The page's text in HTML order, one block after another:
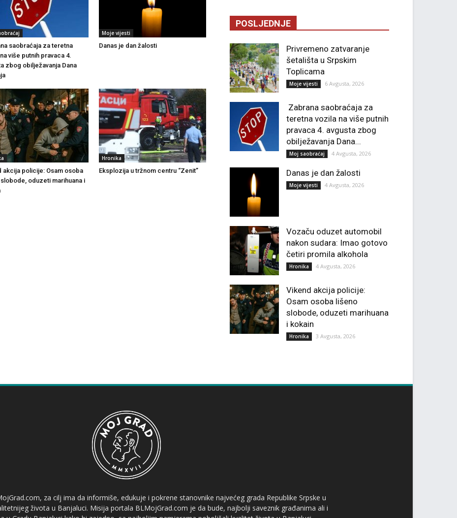
saobraćaja za teretna
više putnih pravaca 4.
zbog obilježavanja Dana
Moje vijesti
Danas je dan žalosti
akcija policije: Osam osoba
slobode, oduzeti marihuana i
Hronika
Eksplozija u tržnom centru “Zenit”
POSLJEDNJE
Privremeno zatvaranje
šetališta u Srpskim
Toplicama
Moje vijesti 6 Avgusta, 2026
Zabrana saobraćaja za
teretna vozila na više putnih
pravaca 4. avgusta zbog
obilježavanja Dana...
Moj saobraćaj 4 Avgusta, 2026
Danas je dan žalosti
Moje vijesti 4 Avgusta, 2026
Vozaču oduzet automobil
nakon sudara: Imao gotovo
četiri promila alkohola
Hronika 4 Avgusta, 2026
Vikend akcija policije:
Osam osoba lišeno
slobode, oduzeti marihuana
i kokain
Hronika 3 Avgusta, 2026
za cilj ima da informiše, edukuje i pokrene stanovnike najvećeg grada Republike Srpske u
života u Banjaluci. Misija portala BLMojGrad.com je da bude, najbolji saveznik građanima ali i